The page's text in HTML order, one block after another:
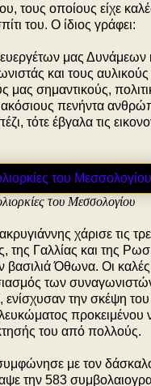
τους οποίους είχε
του. Ο ίδιος γράφει:
μας Δυνάμεων
και τους αυλικούς
μας σημαντικούς,
πενήντα
τότε έβγαλα τις
του Μεσσολογίου
χάρισε τις
της Γαλλίας και της
Όθωνα. Οι καλές
των
την σκέψη του
προκειμένου
του από πολλούς.
με τον
την 583